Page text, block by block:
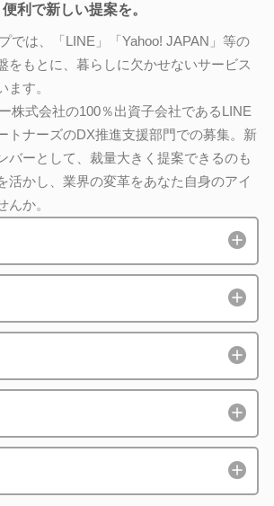
利で新しい提案を。
では、「LINE」「Yahoo! JAPAN」等の
をもとに、暮らしに欠かせないサービス
ます。
株式会社の100％出資子会社であるLINE
トナーズのDX推進支援部門での募集。新
バーとして、裁量大きく提案できるのも
活かし、業界の変革をあなた自身のアイ
んか。